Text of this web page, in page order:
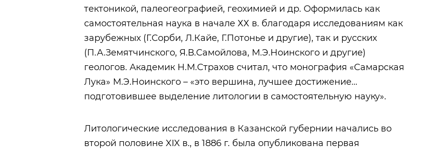
тектоникой, палеогеографией, геохимией и др. Оформилась как
самостоятельная наука в начале ХХ в. благодаря исследованиям как
зарубежных (Г.Сорби, Л.Кайе, Г.Потонье и другие), так и русских
(П.А.Земятчинского, Я.В.Самойлова, М.Э.Ноинского и другие)
геологов. Академик Н.М.Страхов считал, что монография «Самарская
Лука» М.Э.Ноинского – «это вершина, лучшее достижение...
подготовившее выделение литологии в самостоятельную науку».
Литологические исследования в Казанской губернии начались во
второй половине XIX в., в 1886 г. была опубликована первая
Александрович